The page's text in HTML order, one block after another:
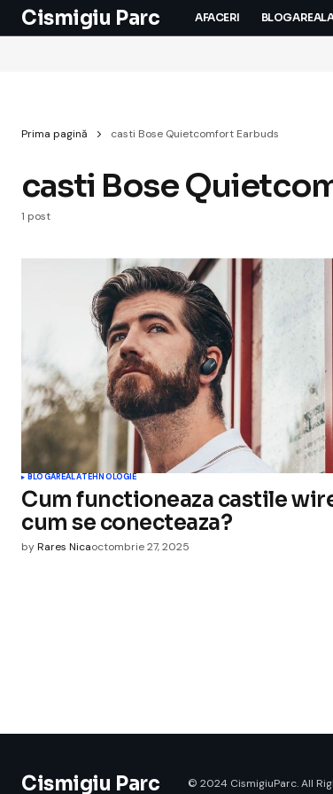
Cismigiu Parc AFACERI
Prima pagină casti Bose Quietcomfort Earbuds
casti Bose
1 post
BLOGAREALATEHNOLOGIE
Cum functioneaza castile
cum se conecteaza?
byRares Nicaoctombrie 27, 2025
Cismigiu Parc © 2024 CismigiuParc. All